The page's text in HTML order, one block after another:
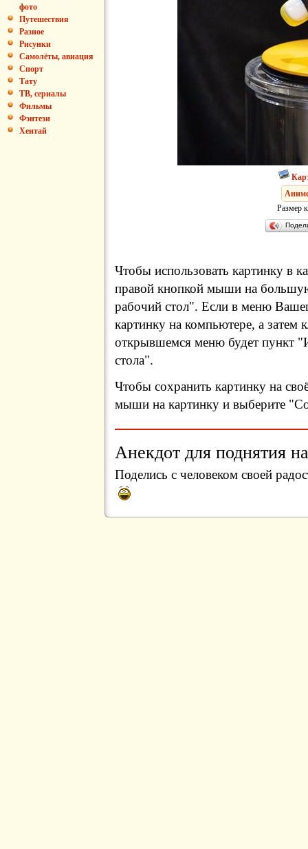
фото
Путешествия
Разное
Рисунки
Самолёты, авиация
Спорт
Тату
ТВ, сериалы
Фильмы
Фэнтези
Хентай
Размер
Чтобы использовать картинку в
правой кнопкой мыши на
рабочий стол". Если в меню
картинку на компьютере, а затем
открывшемся меню будет пункт
стола".
Чтобы сохранить картинку на
мыши на картинку и выберите
Анекдот для поднятия
Поделись с человеком своей